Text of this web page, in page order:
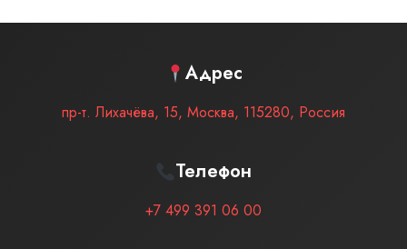
Адрес
пр-т. Лихачёва, 15, Москва, 115280, Россия
Телефон
+7 499 391 06 00